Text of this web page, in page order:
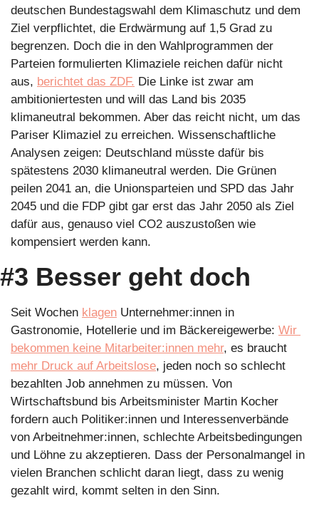
deutschen Bundestagswahl dem Klimaschutz und dem
Ziel verpflichtet, die Erdwärmung auf 1,5 Grad zu
begrenzen. Doch die in den Wahlprogrammen der
Parteien formulierten Klimaziele reichen dafür nicht
aus, berichtet das ZDF. Die Linke ist zwar am
ambitioniertesten und will das Land bis 2035
klimaneutral bekommen. Aber das reicht nicht, um das
Pariser Klimaziel zu erreichen. Wissenschaftliche
Analysen zeigen: Deutschland müsste dafür bis
spätestens 2030 klimaneutral werden. Die Grünen
peilen 2041 an, die Unionsparteien und SPD das Jahr
2045 und die FDP gibt gar erst das Jahr 2050 als Ziel
dafür aus, genauso viel CO2 auszustoßen wie
kompensiert werden kann.
#3 Besser geht doch
Seit Wochen klagen Unternehmer:innen in
Gastronomie, Hotellerie und im Bäckereigewerbe: Wir
bekommen keine Mitarbeiter:innen mehr
mehr Druck auf Arbeitslose, jeden noch so schlecht
bezahlten Job annehmen zu müssen. Von
Wirtschaftsbund bis Arbeitsminister Martin Kocher
fordern auch Politiker:innen und Interessenverbände
von Arbeitnehmer:innen, schlechte Arbeitsbedingungen
und Löhne zu akzeptieren. Dass der Personalmangel in
vielen Branchen schlicht daran liegt, dass zu wenig
gezahlt wird, kommt selten in den Sinn.